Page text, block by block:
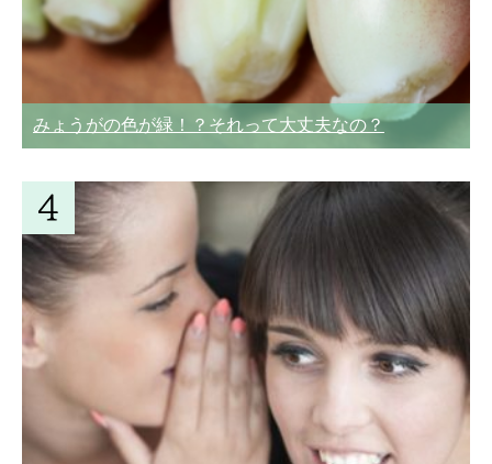
みょうがの色が緑！？それって大丈夫なの？